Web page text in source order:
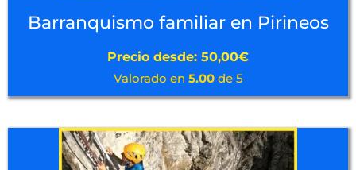
Barranquismo familiar en Pirineos
Precio desde: 50,00€
Valorado en 5.00de 5